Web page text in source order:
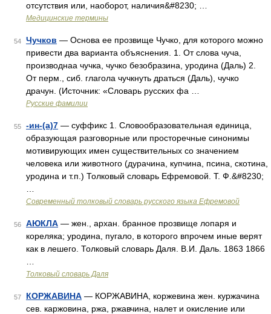
отсутствия или, наоборот, наличия&#8230; …
Медицинские термины
54 Чучков — Основа ее прозвище Чучко, для которого можно
привести два варианта объяснения. 1. От слова чуча,
производнаа чучка, чучко безобразина, уродина (Даль) 2.
От перм., сиб. глагола чучкнуть драться (Даль), чучко
драчун. (Источник: «Словарь русских фа …
Русские фамилии
55 -ин-(а)7 — суффикс 1. Словообразовательная единица,
образующая разговорные или просторечные синонимы
мотивирующих имен существительных со значением
человека или животного (дурачина, купчина, псина, скотина,
уродина и т.п.) Толковый словарь Ефремовой. Т. Ф.&#8230;
Современный толковый словарь русского языка Ефремовой
56 АЮКЛА — жен., архан. бранное прозвище лопаря и
кореляка; уродина, пугало, в которого впрочем иные верят
как в лешего. Толковый словарь Даля. В.И. Даль. 1863 1866
Толковый словарь Даля
57 КОРЖАВИНА — КОРЖАВИНА, коржевина жен. куржачина
сев. каржовина, ржа, ржавчина, налет и окисление или